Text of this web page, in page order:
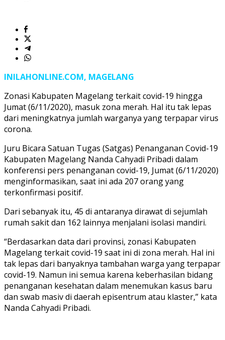
INILAHONLINE.COM, MAGELANG
Zonasi Kabupaten Magelang terkait covid-19 hingga
Jumat (6/11/2020), masuk zona merah. Hal itu tak lepas
dari meningkatnya jumlah warganya yang terpapar virus
corona.
Juru Bicara Satuan Tugas (Satgas) Penanganan Covid-19
Kabupaten Magelang Nanda Cahyadi Pribadi dalam
konferensi pers penanganan covid-19, Jumat (6/11/2020)
menginformasikan, saat ini ada 207 orang yang
terkonfirmasi positif.
Dari sebanyak itu, 45 di antaranya dirawat di sejumlah
rumah sakit dan 162 lainnya menjalani isolasi mandiri.
“Berdasarkan data dari provinsi, zonasi Kabupaten
Magelang terkait covid-19 saat ini di zona merah. Hal ini
tak lepas dari banyaknya tambahan warga yang terpapar
covid-19. Namun ini semua karena keberhasilan bidang
penanganan kesehatan dalam menemukan kasus baru
dan swab masiv di daerah episentrum atau klaster,” kata
Nanda Cahyadi Pribadi.